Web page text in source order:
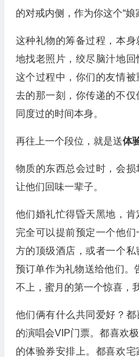
的对戒内侧，作为你这个“娘
这种礼物的筹备过程，本
地找老照片，绞尽脑汁地
这个过程中，你们的友情
去的那一刻，你传递的不
同度过的时间本身。
再往上一个段位，就是送体
物质的东西总会过时，会
让他们回味一辈子。
他们婚礼忙得昏天黑地，
完全可以提前预定一个他
方的顶级酒店，或者一个
预订单作为礼物送给他们。
不上，蜜月的第一个惊喜，
他们俩有什么共同爱好？
的演唱会VIP门票。都喜欢
的体验券安排上。都喜欢